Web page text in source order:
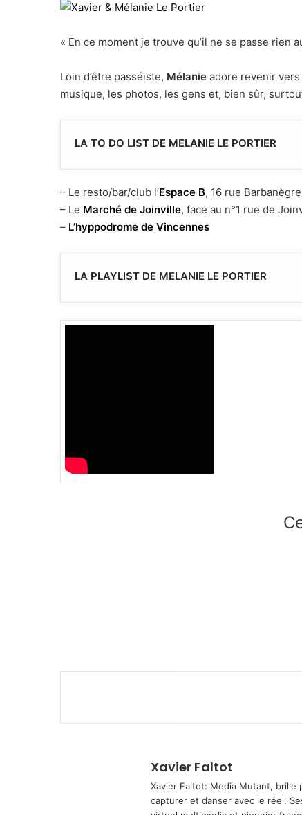
« En ce moment je trouve qu’il ne se passe rien
Loin d’être passéiste, Mélanie adore revenir vers
musique, les photos, les gens et, bien sûr,
LA TO DO LIST DE MELANIE LE PORTIER
– Le resto/bar/club l’Espace B, 16 rue
– Le Marché de Joinville, face au n°1 rue de
– L’hyppodrome de Vincennes
LA PLAYLIST DE MELANIE LE PORTIER
Xavier Faltot
Xavier Faltot: Media Mutant, brille
capturer et danser avec le réel.